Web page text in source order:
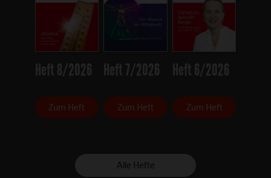
Heft 8/2026
Zum Heft
Heft 7/2026
Zum Heft
Heft 6/2026
Zum Heft
Alle Hefte